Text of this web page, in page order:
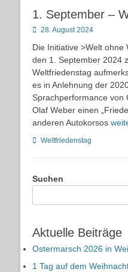
1. September –
Posted
28. August 2024
Die Initiative >Welt ohne
den 1. September 2024
Weltfriedenstag
es in Anlehnung der
Sprachperformance von
Olaf Weber einen
anderen Autokorsos
Kategorien
Weltfriedenstag
Suchen
Aktuelle Beiträge
Ostermarsch 2026 in
1 Tag auf dem